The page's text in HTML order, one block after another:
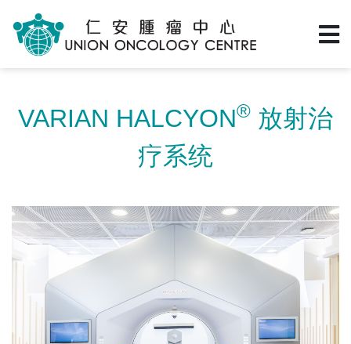
VARIAN HALCYON® 放射治
疗系统